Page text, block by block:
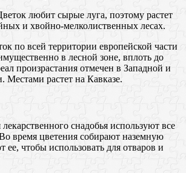
любит сырые луга, поэтому растет
и хвойно-мелколиственных лесах.
по всей территории европейской части
в лесной зоне, вплоть до
произрастания отмечен в Западной и
растет на Кавказе.
снадобья используют все
время цветения собирают наземную
ее, чтобы использовать для отваров и